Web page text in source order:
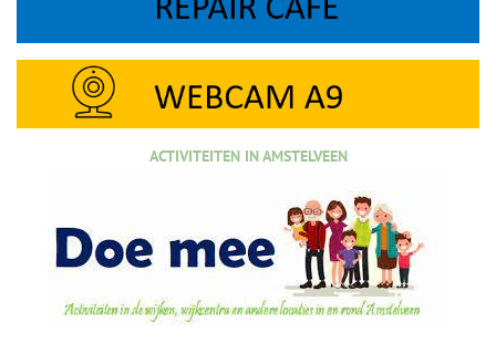
ACTIVITEITEN IN AMSTELVEEN